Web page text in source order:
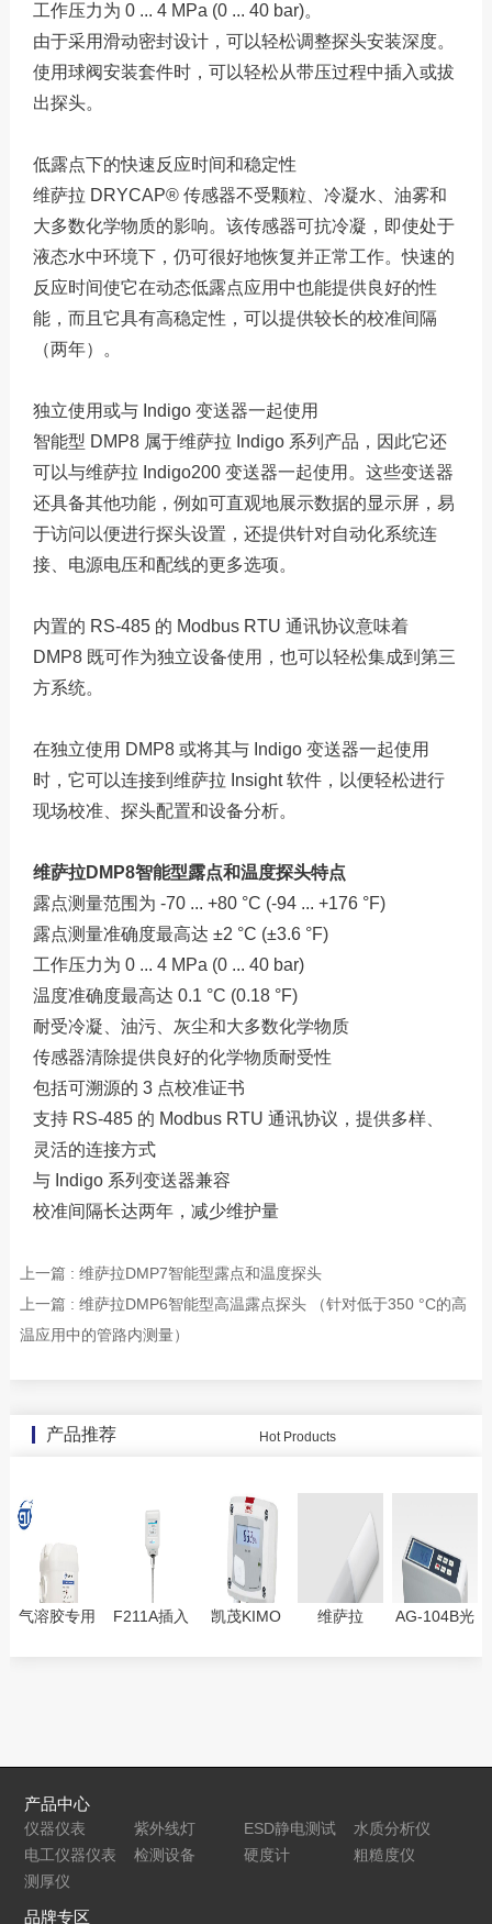
工作压力为 0 ... 4 MPa (0 ... 40 bar)。
由于采用滑动密封设计，可以轻松调整探头安装深度。
使用球阀安装套件时，可以轻松从带压过程中插入或拔
出探头。
低露点下的快速反应时间和稳定性
维萨拉 DRYCAP® 传感器不受颗粒、冷凝水、油雾和
大多数化学物质的影响。该传感器可抗冷凝，即使处于
液态水中环境下，仍可很好地恢复并正常工作。快速的
反应时间使它在动态低露点应用中也能提供良好的性
能，而且它具有高稳定性，可以提供较长的校准间隔
（两年）。
独立使用或与 Indigo 变送器一起使用
智能型 DMP8 属于维萨拉 Indigo 系列产品，因此它还
可以与维萨拉 Indigo200 变送器一起使用。这些变送器
还具备其他功能，例如可直观地展示数据的显示屏，易
于访问以便进行探头设置，还提供针对自动化系统连
接、电源电压和配线的更多选项。
内置的 RS-485 的 Modbus RTU 通讯协议意味着
DMP8 既可作为独立设备使用，也可以轻松集成到第三
方系统。
在独立使用 DMP8 或将其与 Indigo 变送器一起使用
时，它可以连接到维萨拉 Insight 软件，以便轻松进行
现场校准、探头配置和设备分析。
维萨拉DMP8智能型露点和温度探头特点
露点测量范围为 -70 ... +80 °C (-94 ... +176 °F)
露点测量准确度最高达 ±2 °C (±3.6 °F)
工作压力为 0 ... 4 MPa (0 ... 40 bar)
温度准确度最高达 0.1 °C (0.18 °F)
耐受冷凝、油污、灰尘和大多数化学物质
传感器清除提供良好的化学物质耐受性
包括可溯源的 3 点校准证书
支持 RS-485 的 Modbus RTU 通讯协议，提供多样、
灵活的连接方式
与 Indigo 系列变送器兼容
校准间隔长达两年，减少维护量
上一篇 : 维萨拉DMP7智能型露点和温度探头
上一篇 : 维萨拉DMP6智能型高温露点探头 （针对低于350 °C的高
温应用中的管路内测量）
产品推荐 Hot Products
气溶胶专用
F211A插入
凯茂KIMO
维萨拉
AG-104B光
产品中心
仪器仪表 紫外线灯
ESD静电测试
仪
水质分析仪
电工仪器仪表
检测设备 硬度计
粗糙度仪
测厚仪
品牌专区